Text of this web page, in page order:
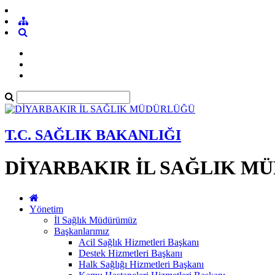
T.C. SAĞLIK BAKANLIĞI
DİYARBAKIR İL SAĞLIK
Yönetim
İl Sağlık Müdürümüz
Başkanlarımız
Acil Sağlık Hizmetleri Başkanı
Destek Hizmetleri Başkanı
Halk Sağlığı Hizmetleri Başkanı